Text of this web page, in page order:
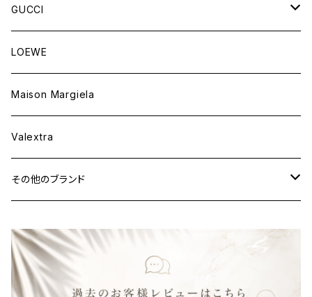
ウェア
財布&小物
ウェア
バッグ
財布&小物
ウェア
GUCCI
バッグ
財布&小物
ウェア
LOEWE
Maison Margiela
Valextra
その他のブランド
財布&小物